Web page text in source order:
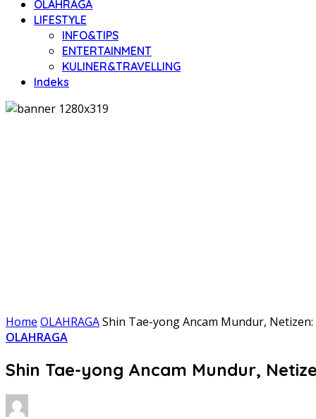
OLAHRAGA
LIFESTYLE
INFO&TIPS
ENTERTAINMENT
KULINER&TRAVELLING
Indeks
Home OLAHRAGAShin Tae-yong Ancam Mundur,
OLAHRAGA
Shin Tae-yong Ancam Mundur,